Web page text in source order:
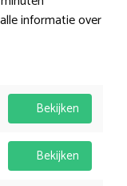
informatie over
Bekijken
Bekijken